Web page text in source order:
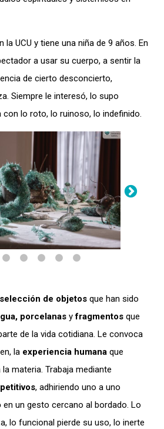
la UCU y tiene una niña de 9 años. En
a usar su cuerpo, a sentir la
de cierto desconcierto,
Siempre le interesó, lo supo
con lo roto, lo ruinoso, lo indefinido.
selección de objetos que han sido
porcelanas yfragmentos que
de la vida cotidiana. Le convoca
la experiencia humana que
materia. Trabaja mediante
, adhiriendo uno a uno
en un gesto cercano al bordado. Lo
lo funcional pierde su uso, lo inerte